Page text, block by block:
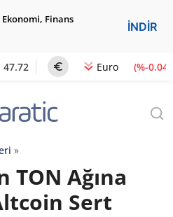
Finans
İNDİR
47.72 Euro (%-0.04)
»
TON Ağına
Sert